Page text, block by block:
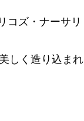
コズ・ナーサリ
しく造り込まれ